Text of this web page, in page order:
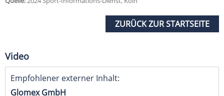
ZURÜCK ZUR STARTSEITE
Video
Empfohlener externer Inhalt:
Glomex GmbH